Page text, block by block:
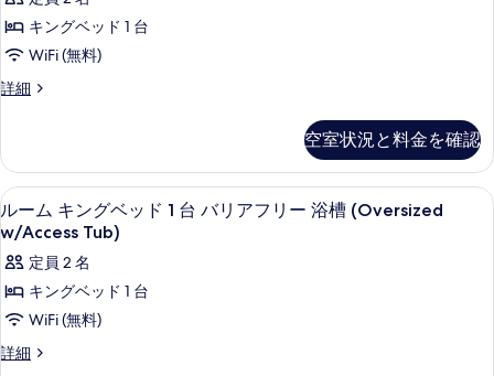
る
台
バ
リ
リ
ー
浴
槽
の
す
べ
ド
台
バ
リ
リ
浴
槽
の
詳
細
ム
キ
グ
ッ
ド
1
台
(Oversized)
の
す
べ
キングベッド 1 台
WiFi (無料)
詳細
ル
ン
グ
ベ
ッ
台
(Oversized)
の
詳
細
空室状況と料金を確認
ル
ー
ム
キ
ン
グ
アイロン / アイロン台、WiFi (無料)
2
ルーム キングベッド 1 台 バリアフリー 浴槽 (Oversized
w/Access Tub)
定員 2 名
キングベッド 1 台
WiFi (無料)
詳細
ル